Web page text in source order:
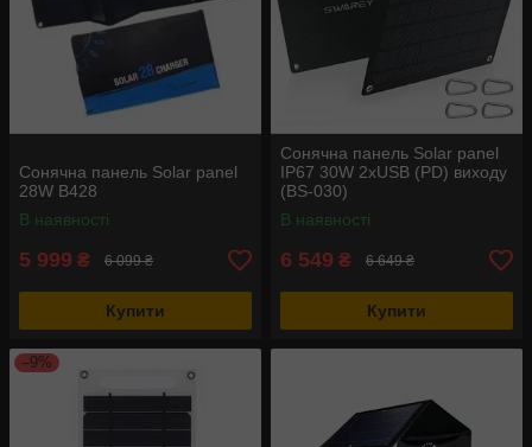
Сонячна панель Solar panel
28W B428
В наявності
5 999 ₴ 6 099 ₴
Купити
Сонячна панель Solar panel
IP67 30W 2xUSB (PD) виходу
(BS-030)
В наявності
6 549 ₴ 6 649 ₴
Купити
–9%